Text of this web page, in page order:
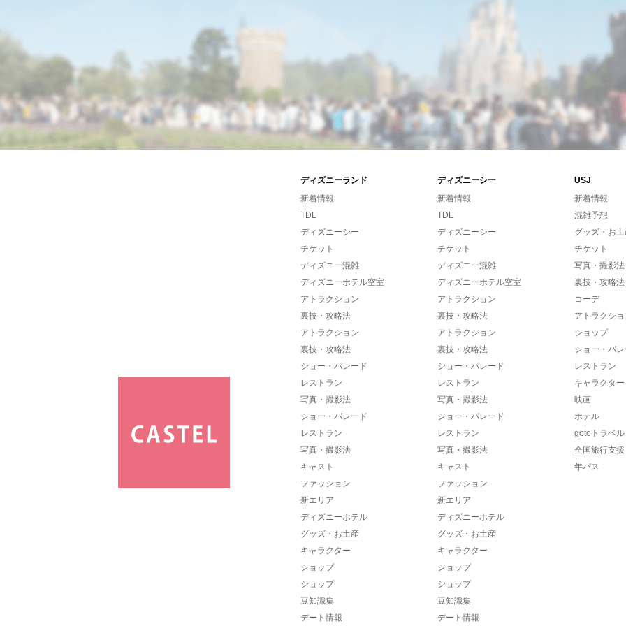
ディズニーランド ディズニーシー
USJ
新着情報
TDL
ディズニーシー
チケット
ディズニー混雑
ディズニーホテル空室
アトラクション
裏技・攻略法
アトラクション
裏技・攻略法
ショー・パレード
レストラン
写真・撮影法
ショー・パレード
レストラン
写真・撮影法
キャスト
ファッション
新エリア
ディズニーホテル
グッズ・お土産
キャラクター
ショップ
ショップ
豆知識集
デート情報
新着情報
TDL
ディズニーシー
チケット
ディズニー混雑
ディズニーホテル空室
アトラクション
裏技・攻略法
アトラクション
裏技・攻略法
ショー・パレード
レストラン
写真・撮影法
ショー・パレード
レストラン
写真・撮影法
キャスト
ファッション
新エリア
ディズニーホテル
グッズ・お土産
キャラクター
ショップ
ショップ
豆知識集
デート情報
新着情報
混雑予想
グッズ・お
チケット
写真・撮影法
裏技・攻略法
コーデ
アトラクシ
ショップ
ショー・パ
レストラン
キャラクター
映画
ホテル
gotoトラベル
全国旅行支援
年パス